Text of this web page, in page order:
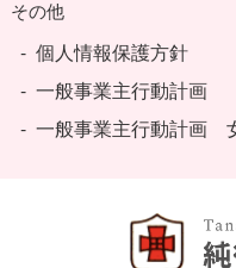
その他
個人情報保護方針
一般事業主行動計画
一般事業主行動計画